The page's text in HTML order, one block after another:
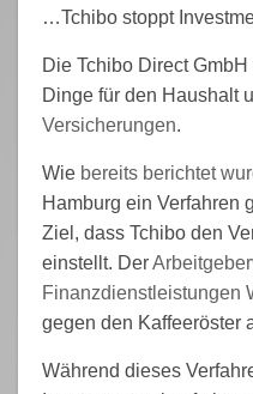
…Tchibo stoppt
Die Tchibo Direct
Dinge für den Haushalt
Versicherungen.
Wie bereits berichtet
Hamburg ein Verfahren
Ziel, dass Tchibo den
einstellt. Der
Finanzdienstleistungen
gegen den Kaffeeröster
Während dieses